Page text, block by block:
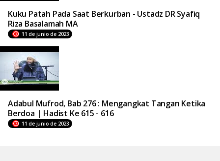
Kuku Patah Pada Saat Berkurban - Ustadz DR Syafiq
Riza Basalamah MA
11 de junio de 2023
Adabul Mufrod, Bab 276 : Mengangkat Tangan Ketika
Berdoa | Hadist Ke 615 - 616
11 de junio de 2023